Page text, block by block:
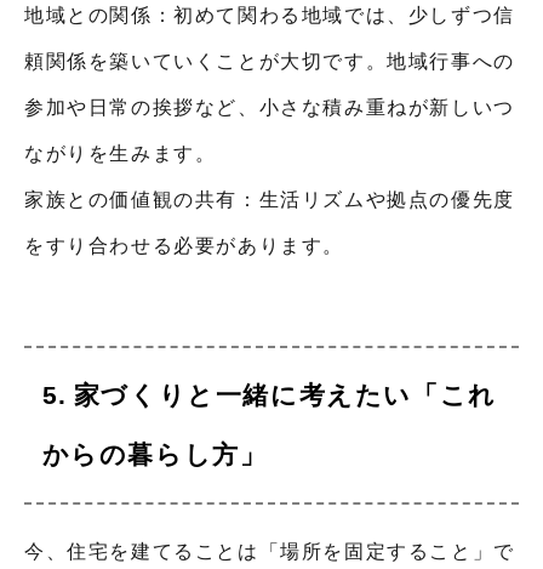
地域との関係：初めて関わる地域では、少しずつ信
頼関係を築いていくことが大切です。地域行事への
参加や日常の挨拶など、小さな積み重ねが新しいつ
ながりを生みます。
家族との価値観の共有：生活リズムや拠点の優先度
をすり合わせる必要があります。
家づくりと一緒に考えたい「これ
からの暮らし方」
今、住宅を建てることは「場所を固定すること」で